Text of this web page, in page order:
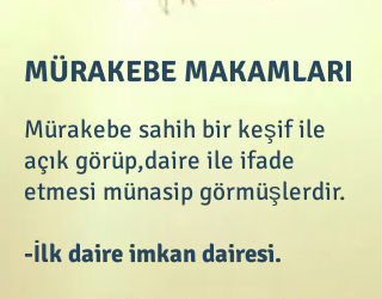
MÜRAKEBE MAKAMLARI
Mürakebe sahih bir keşif ile
açık görüp,daire ile ifade
etmesi münasip görmüşlerdir.
-İlk daire imkan dairesi.